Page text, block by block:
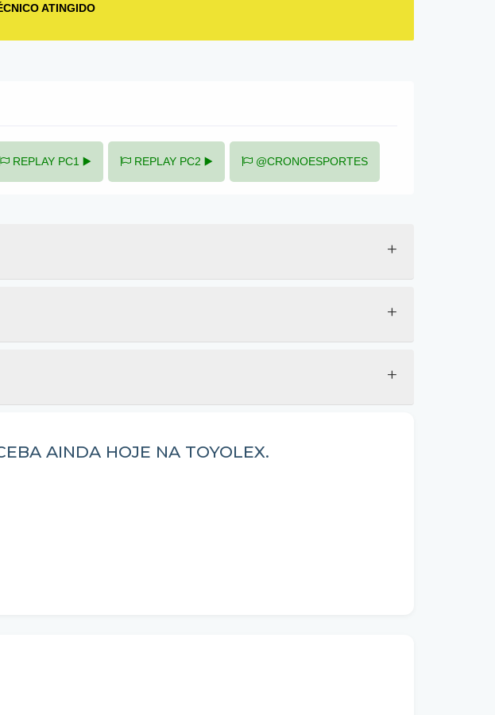
ATINGIDO
REPLAY PC1 ▶️ REPLAY PC2 ▶️ @CRONOESPORTES
+
+
+
AINDA HOJE NA TOYOLEX.